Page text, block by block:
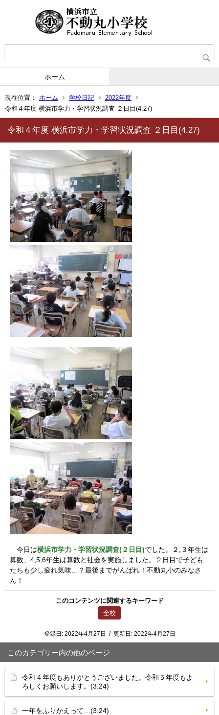
ホーム
現在位置： ホーム 学校日記
2022年度
令和４年度 横浜市学力・学習状況調査 ２日目(4.27)
令和４年度 横浜市学力・学習状況調査 ２日目(4.27)
今日は横浜市学力・学習状況調査(２日目)でした。２,３年生は
算数、4,5,6年生は算数と社会を実施しました。２日目で子ども
たちも少し疲れ気味…？最後までがんばれ！不動丸小のみなさ
ん！
このコンテンツに関連するキーワード
全校
登録日: 2022年4月27日 / 更新日: 2022年4月27日
このカテゴリー内の他のページ
令和４年度もありがとうございました。令和５年度もよ
ろしくお願いします。(3.24)
一年をふりかえって…(3.24)